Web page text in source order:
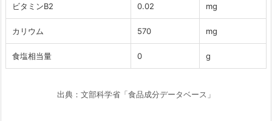
ビタミンB2 0.02 mg
カリウム 570 mg
食塩相当量 0 g
出典：文部科学省「食品成分データベース」